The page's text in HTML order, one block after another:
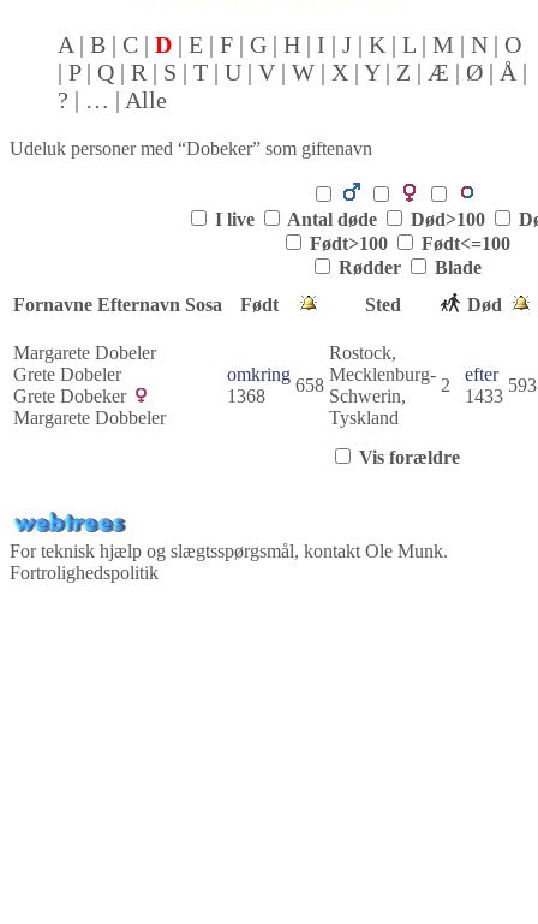
A B C D E F G H I J K L M N
O
P
Q R S T U V W X Y Z Æ Ø
Å
?
… Alle
Udeluk personer med “Dobeker” som giftenavn
I live Antal døde Død>100
Født>100
Født<=100
Rødder
Blade
Fornavne Efternavn Sosa Født Sted Død
Margarete Dobeler
Grete Dobeler
Grete Dobeker
Margarete Dobbeler
omkring
1368
658
Rostock,
Mecklenburg-
Schwerin,
Tyskland
2
efter
1433
593
Vis forældre
For teknisk hjælp og slægtsspørgsmål, kontakt Ole Munk.
Fortrolighedspolitik